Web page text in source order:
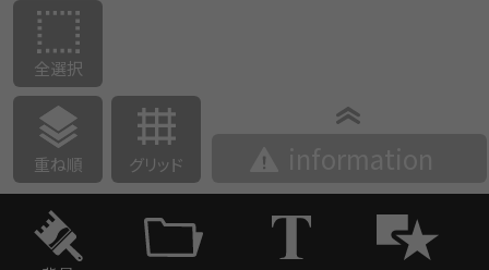
重ね順 グリッド
全選択